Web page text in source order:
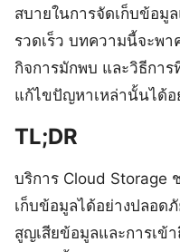
สบายในการจัดเก็บข้อมู
รวดเร็ว บทความนี้จะพ
กิจการมักพบ และวิธีกา
แก้ไขปัญหาเหล่านั้นได้อ
TL;DR
บริการ Cloud Storage
เก็บข้อมูลได้อย่างปลอด
สูญเสียข้อมูลและการเข้